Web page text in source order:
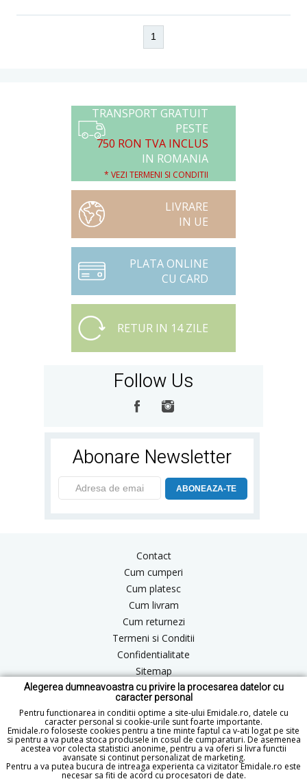
Alegerea dumneavoastra cu privire la procesarea datelor cu
caracter personal
Pentru functionarea in conditii optime a site-ului Emidale.ro, datele cu
caracter personal si cookie-urile sunt foarte importante.
Emidale.ro foloseste cookies pentru a tine minte faptul ca v-ati logat pe site
si pentru a va putea stoca produsele in cosul de cumparaturi. De asemenea
acestea vor colecta statistici anonime, pentru a va oferi si livra functii
avansate si continut personalizat de marketing.
Pentru a va putea bucura de intreaga experienta ca vizitator Emidale.ro este
necesar sa fiti de acord cu procesatori de date.
1
TRANSPORT GRATUIT
PESTE
750 RON TVA INCLUS
IN ROMANIA
* VEZI TERMENI SI CONDITII
LIVRARE
IN UE
PLATA ONLINE
CU CARD
RETUR IN 14 ZILE
Follow Us
Abonare Newsletter
ABONEAZA-TE
Contact
Cum cumperi
Cum platesc
Cum livram
Cum returnezi
Termeni si Conditii
Confidentialitate
Sitemap
Blog
ANPC
office@emidale.ro
© Copyright 2015 - 2026 emidale.ro